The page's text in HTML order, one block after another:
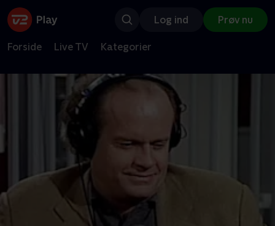
Log ind Prøv nu
Forside Live TV Kategorier